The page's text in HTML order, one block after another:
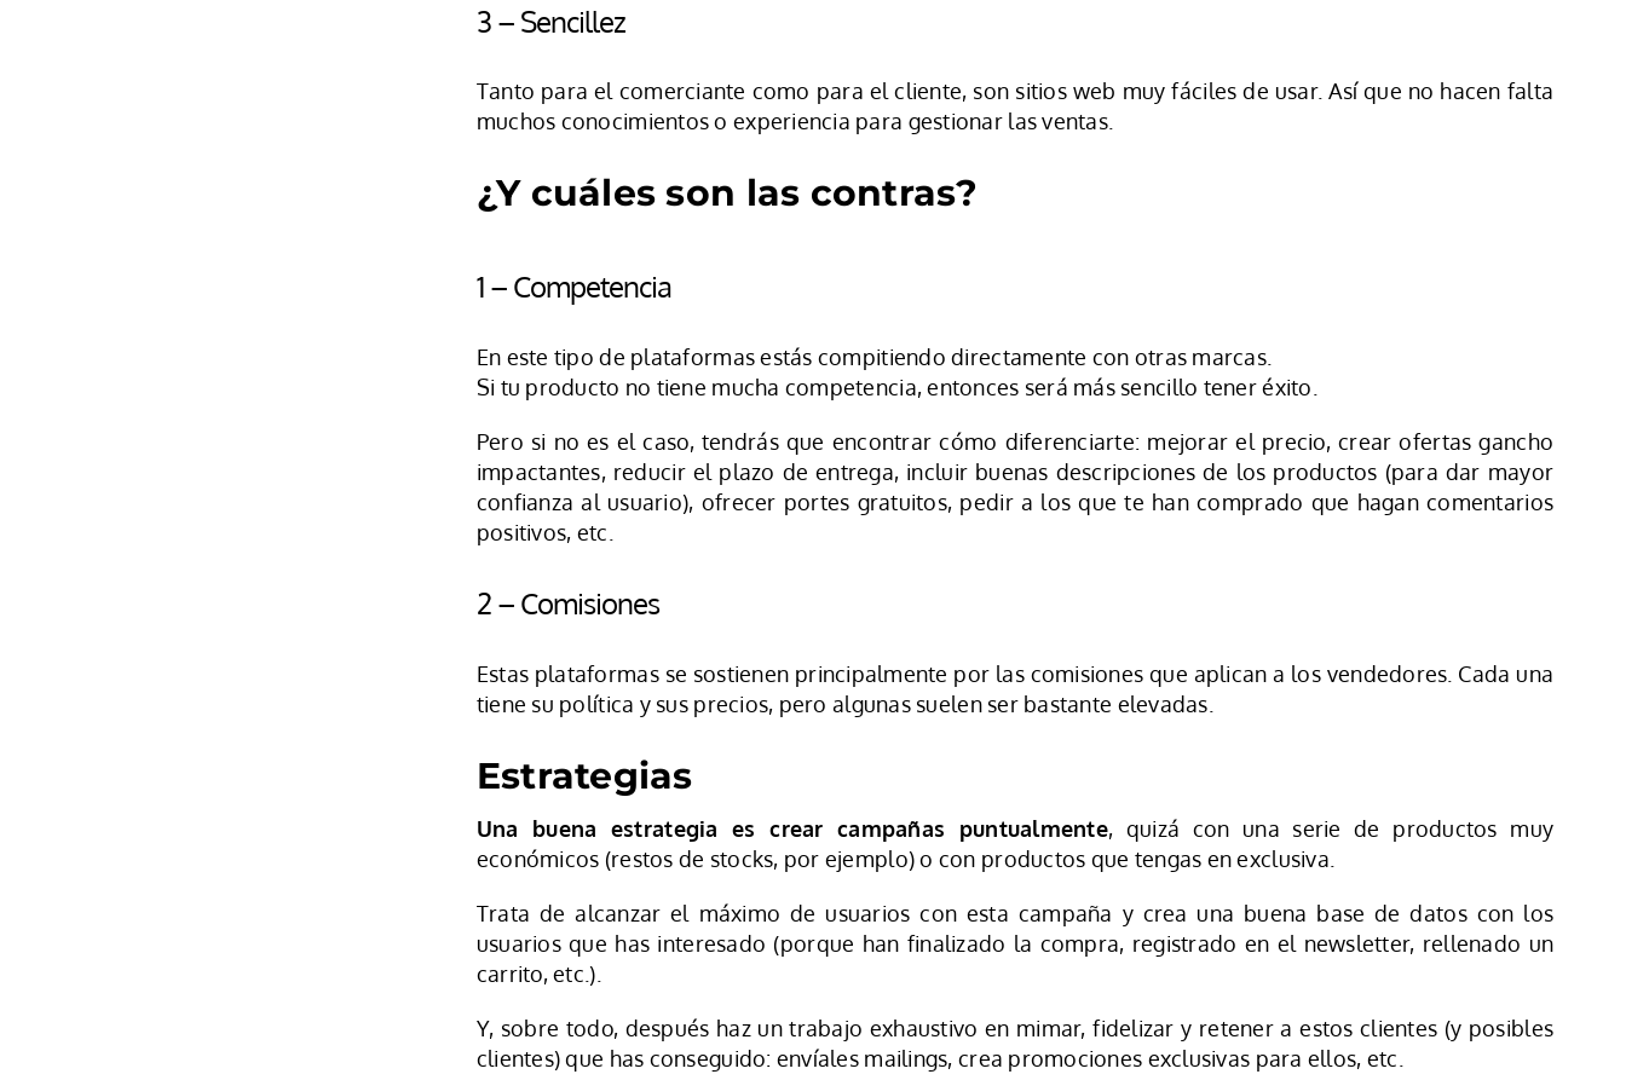
3 – Sencillez
Tanto para el comerciante como para el cliente, son sitios web muy fáciles de usar. Así que no hacen falta
muchos conocimientos o experiencia para gestionar las ventas.
¿Y cuáles son las contras?
1 – Competencia
En este tipo de plataformas estás compitiendo directamente con otras marcas.
Si tu producto no tiene mucha competencia, entonces será más sencillo tener éxito.
Pero si no es el caso, tendrás que encontrar cómo diferenciarte: mejorar el precio, crear ofertas gancho
impactantes, reducir el plazo de entrega, incluir buenas descripciones de los productos (para dar mayor
confianza al usuario), ofrecer portes gratuitos, pedir a los que te han comprado que hagan comentarios
positivos, etc.
2 – Comisiones
Estas plataformas se sostienen principalmente por las comisiones que aplican a los vendedores. Cada una
tiene su política y sus precios, pero algunas suelen ser bastante elevadas.
Estrategias
Una buena estrategia es crear campañas puntualmente, quizá con una serie de productos muy
económicos (restos de stocks, por ejemplo) o con productos que tengas en exclusiva.
Trata de alcanzar el máximo de usuarios con esta campaña y crea una buena base de datos con los
usuarios que has interesado (porque han finalizado la compra, registrado en el newsletter, rellenado un
carrito, etc.).
Y, sobre todo, después haz un trabajo exhaustivo en mimar, fidelizar y retener a estos clientes (y posibles
clientes) que has conseguido: envíales mailings, crea promociones exclusivas para ellos, etc.